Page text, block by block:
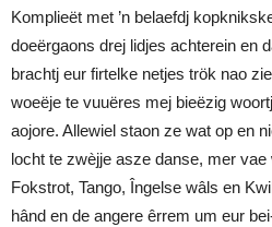
Komplieët met ’n belaefdj
doeërgaons drej lidjes achterein en
brachtj eur firtelke netjes trök nao
woeëje te vuuëres mej bieëzig
aojore. Allewiel staon ze wat op en
locht te zwèjje asze danse, mer
Fokstrot, Tango, Îngelse wâls en
hând en de angere êrrem um eur